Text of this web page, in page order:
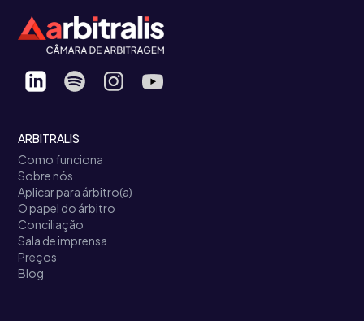
ARBITRALIS
Como funciona
Sobre nós
Aplicar para árbitro(a)
O papel do árbitro
Conciliação
Sala de imprensa
Preços
Blog